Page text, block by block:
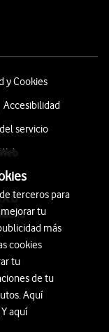
y Cookies
Accesibilidad
servicio
terceros para
mejorar tu
más
cookies
tu
de tu
Aquí
Y aquí